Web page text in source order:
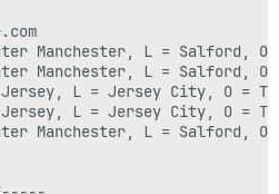
Manchester, L = Salford,
Manchester, L = Salford, O
L = Jersey City, O =
L = Jersey City, O =
Manchester, L = Salford,